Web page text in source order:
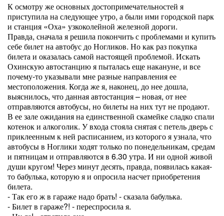
К осмотру же основных достопримечательностей я
приступила на следующее утро, а были ими городской парк
и станция «Оха» узкоколейной железной дороги.
Правда, сначала я решила покончить с проблемами и купить
себе билет на автобус до Ногликов. Но как раз покупка
билета и оказалась самой настоящей проблемой. Искать
Охинскую автостанцию я пыталась еще накануне, и все
почему-то указывали мне разные направления ее
местоположения. Когда же я, наконец, до нее дошла,
выяснилось, что данная автостанция – новая, от нее
отправляются автобусы, но билеты на них тут не продают.
В ее зале ожидания на единственной скамейке сладко спали
котенок и алкоголик. У входа стояла снятая с петель дверь с
приклеенным к ней расписанием, из которого я узнала, что
автобусы в Ноглики ходят только по понедельникам, средам
и пятницам и отправляются в 6.30 утра. И ни одной живой
души кругом! Через минут десять, правда, появилась какая-
то бабулька, которую я и опросила насчет приобретения
билета.
- Так его ж в гараже надо брать! - сказала бабулька.
- Билет в гараже?! - переспросила я.